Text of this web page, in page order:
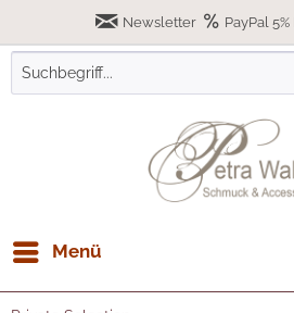
Newsletter PayPal
Menü